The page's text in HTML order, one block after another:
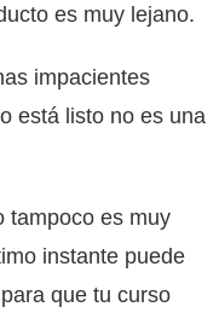
es muy lejano.
impacientes
está listo no es una
tampoco es muy
instante puede
que tu curso